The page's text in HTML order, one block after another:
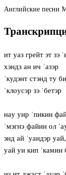
Английские песни
ит уаз грейт эт зэ
хэндз ан ич ˈазэр
ˈкудэнт стэнд ту
ˈклoусэр зэ ˈбетэр
нaу уир ˈпикин
ˈмэгнэˌфайин ол
энд ай ˈуандэр
уай уи кип ˈкамин